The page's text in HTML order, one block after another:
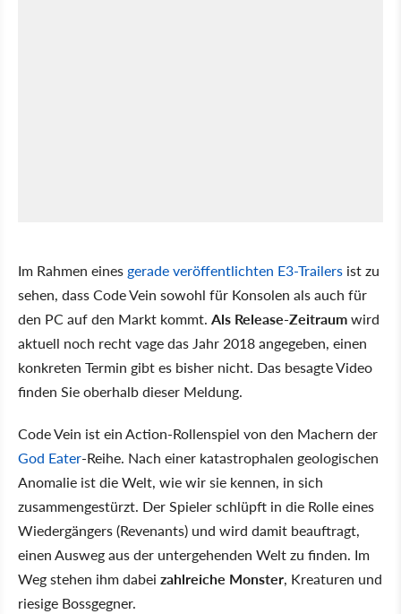
Im Rahmen eines gerade veröffentlichten E3-Trailers ist zu
sehen, dass Code Vein sowohl für Konsolen als auch für
den PC auf den Markt kommt. Als Release-Zeitraumwird
aktuell noch recht vage das Jahr 2018 angegeben, einen
konkreten Termin gibt es bisher nicht. Das besagte Video
finden Sie oberhalb dieser Meldung.
Code Vein ist ein Action-Rollenspiel von den Machern der
God Eater-Reihe. Nach einer katastrophalen geologischen
Anomalie ist die Welt, wie wir sie kennen, in sich
zusammengestürzt. Der Spieler schlüpft in die Rolle eines
Wiedergängers (Revenants) und wird damit beauftragt,
einen Ausweg aus der untergehenden Welt zu finden. Im
Weg stehen ihm dabei zahlreiche Monster, Kreaturen und
riesige Bossgegner.